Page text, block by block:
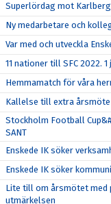
Superlördag mot
Ny medarbetare och
Var med och utveckla
11 nationer till SFC 2022.
Hemmamatch för våra
Kallelse till extra årsmöte
Stockholm Football
SANT
Enskede IK söker
Enskede IK söker
Lite till om årsmötet med
utmärkelsen